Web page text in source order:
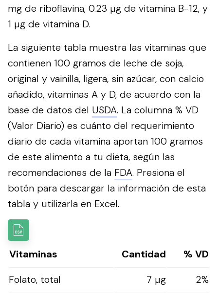
mg de riboflavina, 0.23 µg de vitamina B-12, y
1 µg de vitamina D.
La siguiente tabla muestra las vitaminas que
contienen 100 gramos de leche de soja,
original y vainilla, ligera, sin azúcar, con calcio
añadido, vitaminas A y D, de acuerdo con la
base de datos del USDA. La columna % VD
(Valor Diario) es cuánto del requerimiento
diario de cada vitamina aportan 100 gramos
de este alimento a tu dieta, según las
recomendaciones de la FDA. Presiona el
botón para descargar la información de esta
tabla y utilizarla en Excel.
Vitaminas Cantidad
% VD
Folato, total
7 µg
2%